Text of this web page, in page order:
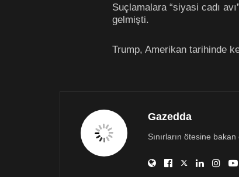
Suçlamalara “siyasi cadı
gelmişti.
Trump, Amerikan tarihinde
Gazedda
Sınırların ötesine